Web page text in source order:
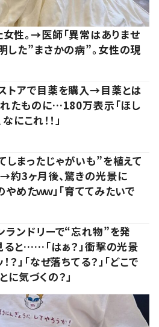
性。→医師「異常はありませ
した”まさかの病”。女性の現
トアで目薬を購入→目薬とは
たものに…180万表示「ほし
なにこれ！！」
しまったじゃがいも”を植えて
約3ヶ月後、驚きの光景に
やめたｗｗ」「育ててみたいで
ランドリーで“忘れ物”を発
ると……「はぁ？」衝撃の光景
？」「なぜ落ちてる？」「どこで
に気づくの？」